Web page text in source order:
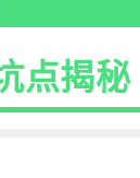
点揭秘